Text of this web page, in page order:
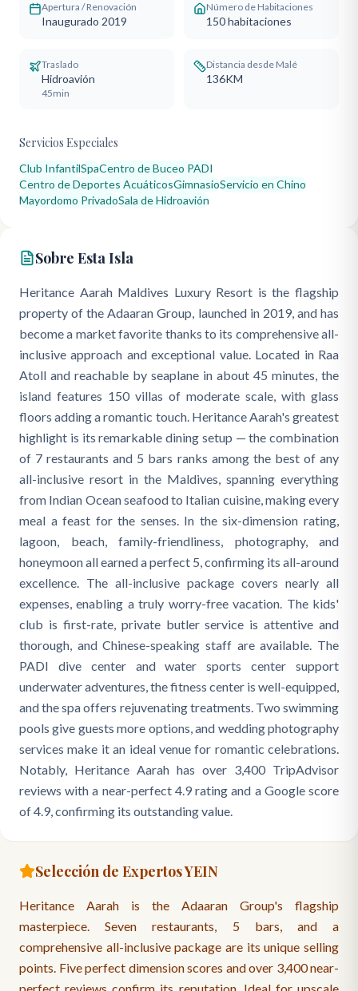
Apertura / Renovación
Inaugurado 2019
Número de Habitaciones
150habitaciones
Traslado
Hidroavión
45min
Distancia desde Malé
136KM
Servicios Especiales
Club InfantilSpaCentro de Buceo PADI
Centro de Deportes AcuáticosGimnasioServicio en Chino
Mayordomo PrivadoSala de Hidroavión
Sobre Esta Isla
Heritance Aarah Maldives Luxury Resort is the flagship
property of the Adaaran Group, launched in 2019, and has
become a market favorite thanks to its comprehensive all-
inclusive approach and exceptional value. Located in Raa
Atoll and reachable by seaplane in about 45 minutes, the
island features 150 villas of moderate scale, with glass
floors adding a romantic touch. Heritance Aarah's greatest
highlight is its remarkable dining setup — the combination
of 7 restaurants and 5 bars ranks among the best of any
all-inclusive resort in the Maldives, spanning everything
from Indian Ocean seafood to Italian cuisine, making every
meal a feast for the senses. In the six-dimension rating,
lagoon, beach, family-friendliness, photography, and
honeymoon all earned a perfect 5, confirming its all-around
excellence. The all-inclusive package covers nearly all
expenses, enabling a truly worry-free vacation. The kids'
club is first-rate, private butler service is attentive and
thorough, and Chinese-speaking staff are available. The
PADI dive center and water sports center support
underwater adventures, the fitness center is well-equipped,
and the spa offers rejuvenating treatments. Two swimming
pools give guests more options, and wedding photography
services make it an ideal venue for romantic celebrations.
Notably, Heritance Aarah has over 3,400 TripAdvisor
reviews with a near-perfect 4.9 rating and a Google score
of 4.9, confirming its outstanding value.
Selección de Expertos YEIN
Heritance Aarah is the Adaaran Group's flagship
masterpiece. Seven restaurants, 5 bars, and a
comprehensive all-inclusive package are its unique selling
points. Five perfect dimension scores and over 3,400 near-